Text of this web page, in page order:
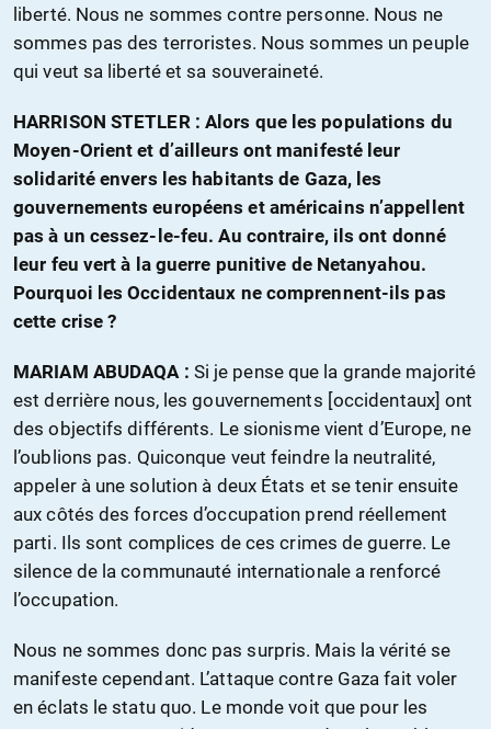
liberté. Nous ne sommes contre personne. Nous ne
sommes pas des terroristes. Nous sommes un peuple
qui veut sa liberté et sa souveraineté.
HARRISON STETLER : Alors que les populations du
Moyen-Orient et d’ailleurs ont manifesté leur
solidarité envers les habitants de Gaza, les
gouvernements européens et américains n’appellent
pas à un cessez-le-feu. Au contraire, ils ont donné
leur feu vert à la guerre punitive de Netanyahou.
Pourquoi les Occidentaux ne comprennent-ils pas
cette crise ?
MARIAM ABUDAQA : Si je pense que la grande majorité
est derrière nous, les gouvernements [occidentaux] ont
des objectifs différents. Le sionisme vient d’Europe, ne
l’oublions pas. Quiconque veut feindre la neutralité,
appeler à une solution à deux États et se tenir ensuite
aux côtés des forces d’occupation prend réellement
parti. Ils sont complices de ces crimes de guerre. Le
silence de la communauté internationale a renforcé
l’occupation.
Nous ne sommes donc pas surpris. Mais la vérité se
manifeste cependant. L’attaque contre Gaza fait voler
en éclats le statu quo. Le monde voit que pour les